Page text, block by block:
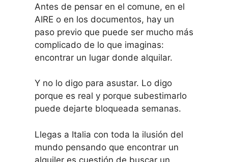
Antes de pensar en el comune, en el
AIRE o en los documentos, hay un
paso previo que puede ser mucho más
complicado de lo que imaginas:
encontrar un lugar donde alquilar.
Y no lo digo para asustar. Lo digo
porque es real y porque subestimarlo
puede dejarte bloqueada semanas.
Llegas a Italia con toda la ilusión del
mundo pensando que encontrar un
alquiler es cuestión de buscar un